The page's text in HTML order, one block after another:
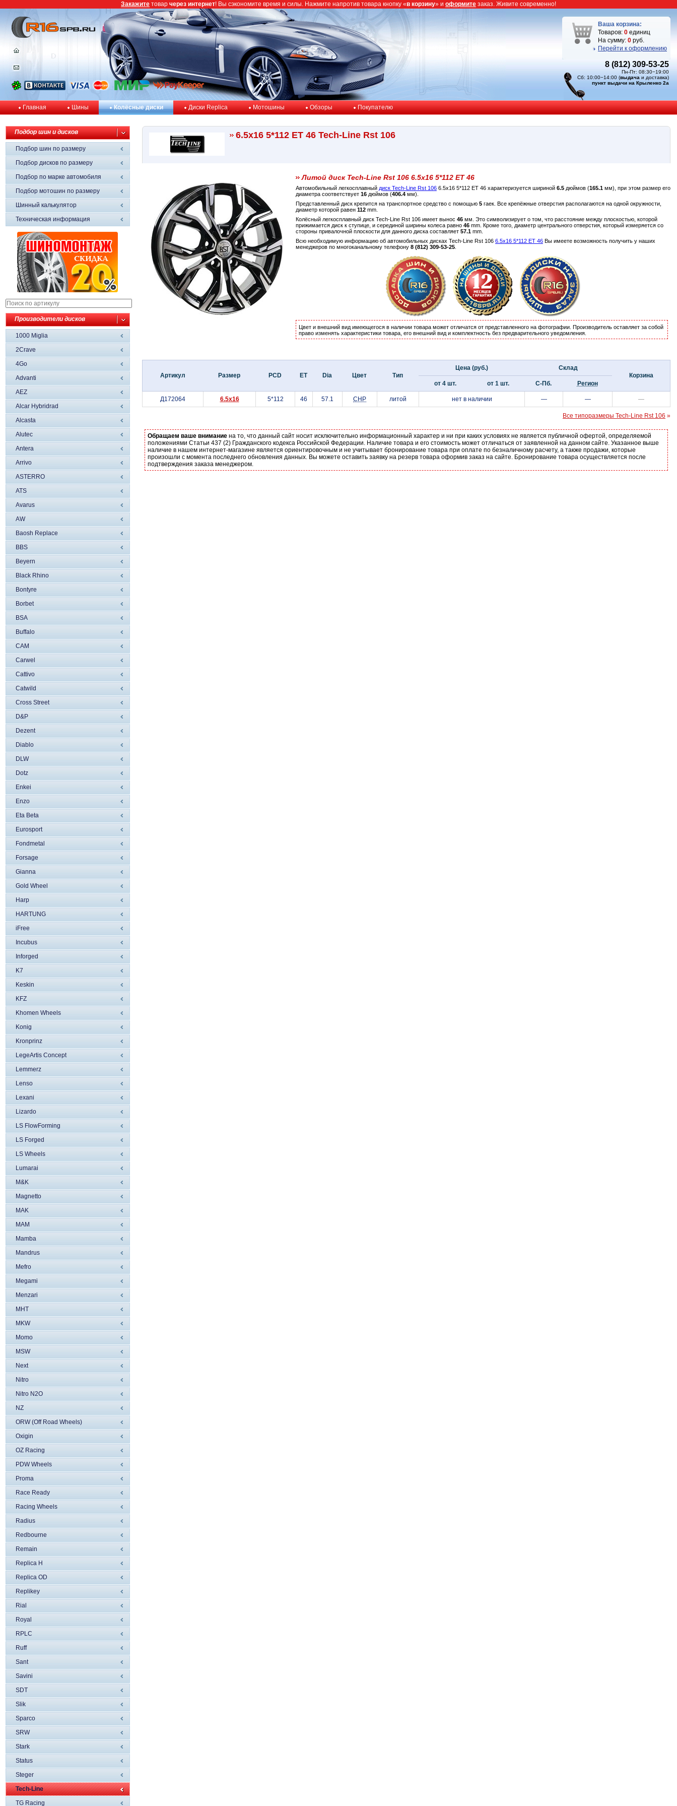
Ваша корзина:
Товаров: 0 единиц
На сумму: 0 руб.
Перейти к оформлению
8 (812) 309-53-25
Пн-Пт: 08:30−19:00
Сб: 10:00−14:00 (выдача и доставка)
пункт выдачи на Крыленко 2а
Главная Шины Колёсные диски Диски Replica Мотошины Обзоры Покупателю
Подбор шин и дисков
Подбор шин по размеру
Подбор дисков по размеру
Подбор по марке автомобиля
Подбор мотошин по размеру
Шинный калькулятор
Техническая информация
Производители дисков
1000 Miglia
2Crave
4Go
Advanti
AEZ
Alcar Hybridrad
Alcasta
Alutec
Antera
Arrivo
ASTERRO
ATS
Avarus
AW
Baosh Replace
BBS
Beyern
Black Rhino
Bontyre
Borbet
BSA
Buffalo
CAM
Carwel
Cattivo
Catwild
Cross Street
D&P
Dezent
Diablo
DLW
Dotz
Enkei
Enzo
Eta Beta
Eurosport
Fondmetal
Forsage
Gianna
Gold Wheel
Harp
HARTUNG
iFree
Incubus
Inforged
K7
Keskin
KFZ
Khomen Wheels
Konig
Kronprinz
LegeArtis Concept
Lemmerz
Lenso
Lexani
Lizardo
LS FlowForming
LS Forged
LS Wheels
Lumarai
M&K
Magnetto
MAK
MAM
Mamba
Mandrus
Mefro
Megami
Menzari
MHT
MKW
Momo
MSW
Next
Nitro
Nitro N2O
NZ
ORW (Off Road Wheels)
Oxigin
OZ Racing
PDW Wheels
Proma
Race Ready
Racing Wheels
Radius
Redbourne
Remain
Replica H
Replica OD
Replikey
Rial
Royal
RPLC
Ruff
Sant
Savini
SDT
Slik
Sparco
SRW
Stark
Status
Steger
Tech-Line
TG Racing
6.5x16 5*112 ET 46 Tech-Line Rst 106
Литой диск Tech-Line Rst 106 6.5x16 5*112 ET 46
Автомобильный легкосплавный диск Tech-Line Rst 106 6.5x16 5*112 ET 46 характеризуется шириной 6.5 дюймов (165.1 мм), при этом размер его
диаметра соответствует 16 дюймов (406.4 мм).
Представленный диск крепится на транспортное средство с помощью 5 гаек. Все крепёжные отверстия располагаются на одной окружности,
диаметр которой равен 112 mm.
Колёсный легкосплавный диск Tech-Line Rst 106 имеет вынос 46 мм. Это символизирует о том, что расстояние между плоскостью, которой
прижимается диск к ступице, и серединой ширины колеса равно 46 mm. Кроме того, диаметр центрального отверстия, который измеряется со
стороны привалочной плоскости для данного диска составляет 57.1 mm.
Всю необходимую информацию об автомобильных дисках Tech-Line Rst 106 6.5x16 5*112 ET 46 Вы имеете возможность получить у наших
менеджеров по многоканальному телефону 8 (812) 309-53-25
Цвет и внешний вид имеющегося в наличии товара может отличатся от представленного на фотографии. Производитель оставляет за собой
право изменять характеристики товара, его внешний вид и комплектность без предварительного уведомления.
Артикул Размер PCD ET Dia Цвет Тип
Цена (руб.)
Склад
Корзина
от 4 шт.
от 1 шт. С-Пб. Регион
Д172064 6.5x16 5*112 46 57.1 CHP литой нет в наличии — — —
Все типоразмеры Tech-Line Rst 106 »
Обращаем ваше внимание на то, что данный сайт носит исключительно информационный характер и ни при каких условиях не является публичной офертой, определяемой
положениями Статьи 437 (2) Гражданского кодекса Российской Федерации. Наличие товара и его стоимость может отличаться от заявленной на данном сайте. Указанное выше
наличие в нашем интернет-магазине является ориентировочным и не учитывает бронирование товара при оплате по безналичному расчету, а также продажи, которые
произошли с момента последнего обновления данных. Вы можете оставить заявку на резерв товара оформив заказ на сайте. Бронирование товара осуществляется после
подтверждения заказа менеджером.
Закажите товар через интернет! Вы сэкономите время и силы. Нажмите напротив товара кнопку «в корзину» и оформите заказ. Живите современно!